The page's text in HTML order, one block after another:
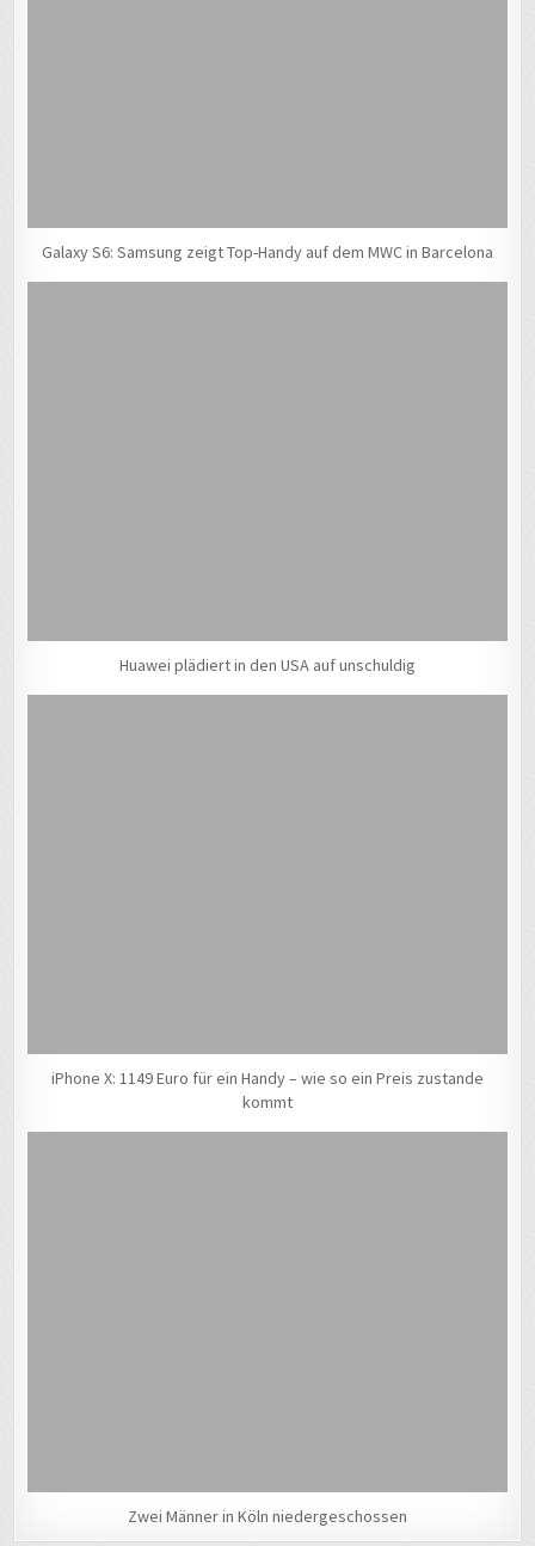
Galaxy S6: Samsung zeigt Top-Handy auf dem MWC in Barcelona
Huawei plädiert in den USA auf unschuldig
iPhone X: 1149 Euro für ein Handy – wie so ein Preis zustande
kommt
Zwei Männer in Köln niedergeschossen